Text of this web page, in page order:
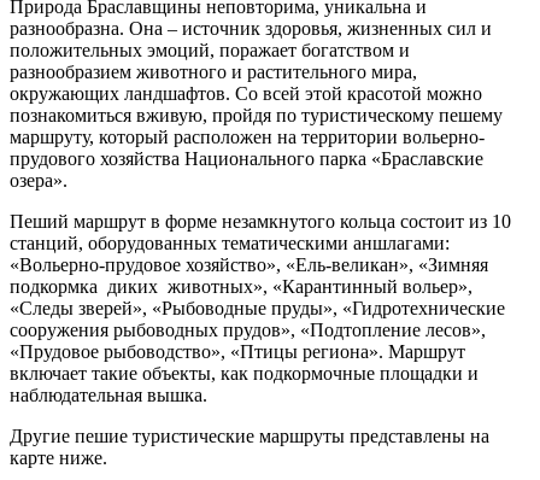
Природа Браславщины неповторима, уникальна и
разнообразна. Она – источник здоровья, жизненных сил и
положительных эмоций, поражает богатством и
разнообразием животного и растительного мира,
окружающих ландшафтов. Со всей этой красотой можно
познакомиться вживую, пройдя по туристическому пешему
маршруту, который расположен на территории вольерно-
прудового хозяйства Национального парка «Браславские
озера».
Пеший маршрут в форме незамкнутого кольца состоит из 10
станций, оборудованных тематическими аншлагами:
«Вольерно-прудовое хозяйство», «Ель-великан», «Зимняя
подкормка диких животных», «Карантинный вольер»,
«Следы зверей», «Рыбоводные пруды», «Гидротехнические
сооружения рыбоводных прудов», «Подтопление лесов»,
«Прудовое рыбоводство», «Птицы региона». Маршрут
включает такие объекты, как подкормочные площадки и
наблюдательная вышка.
Другие пешие туристические маршруты представлены на
карте ниже.